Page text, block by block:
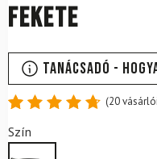
Fekete
Tanácsadó -
4.80
(20
Szín